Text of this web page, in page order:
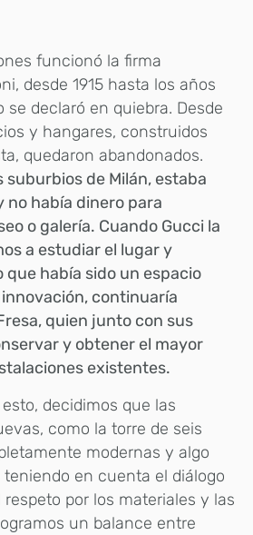
funcionó la firma
desde 1915 hasta los años
declaró en quiebra. Desde
y hangares, construidos
quedaron abandonados.
suburbios de Milán, estaba
no había dinero para
o galería. Cuando Gucci la
a estudiar el lugar y
que había sido un espacio
continuaría
quien junto con sus
y obtener el mayor
existentes.
decidimos que las
como la torre de seis
modernas y algo
teniendo en cuenta el diálogo
por los materiales y las
un balance entre